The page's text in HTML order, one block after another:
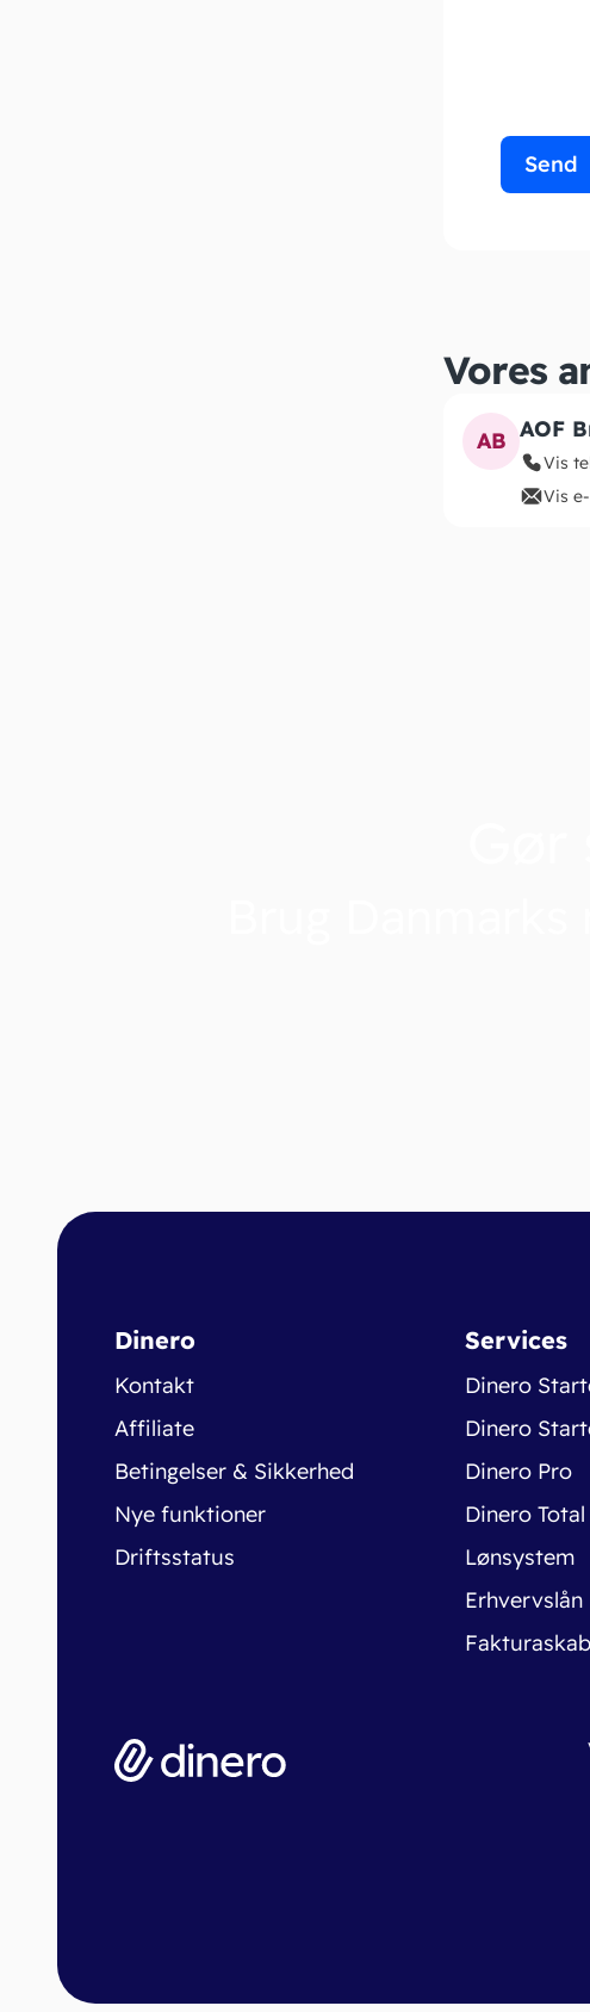
Vores
AB AOF
Vis
Vis
Dinero
Kontakt
Affiliate
Betingelser & Sikkerhed
Nye funktioner
Driftsstatus
Services
Dinero
Dinero
Dinero Pro
Dinero Total
Lønsystem
Erhvervslån